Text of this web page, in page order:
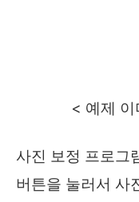
< 예제 이
사진 보정 프로그
버튼을 눌러서 사